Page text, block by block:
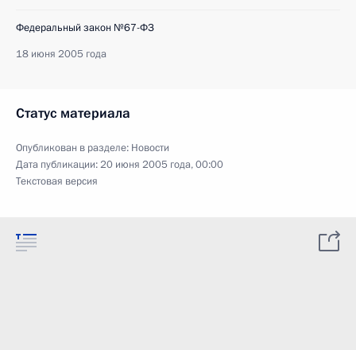
Федеральный закон №67-ФЗ
18 июня 2005 года
Статус материала
Опубликован в разделе: Новости
Дата публикации:20 июня 2005 года, 00:00
Текстовая версия